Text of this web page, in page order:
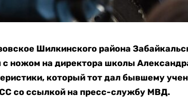
Шилкинского района
с ножом на директора школы
который тот дал бывшему
со ссылкой на пресс-службу МВД.